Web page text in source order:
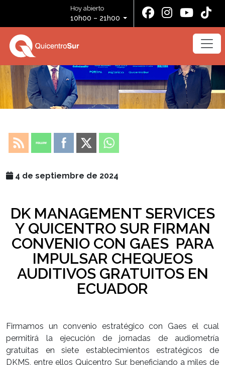
Hoy abierto
10h00 – 21h00
4 de septiembre de 2024
DK MANAGEMENT SERVICES
Y QUICENTRO SUR FIRMAN
CONVENIO CON GAES PARA
IMPULSAR CHEQUEOS
AUDITIVOS GRATUITOS EN
ECUADOR
Firmamos un convenio estratégico con Gaes el cual
permitirá la ejecución de jornadas de audiometría
gratuitas en siete establecimientos estratégicos de
DKMS, entre ellos Quicentro Sur, beneficiando a miles de